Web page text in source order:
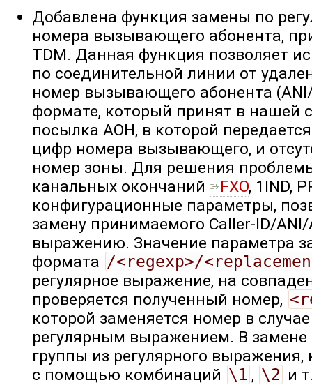
Добавлена функция замены по
номера вызывающего абонента,
TDM. Данная функция позволяет
по соединительной линии от
номер вызывающего абонента
формате, который принят в нашей
посылка АОН, в которой
цифр номера вызывающего, и
номер зоны. Для решения
канальных окончаний
FXO, 1IND,
конфигурационные параметры,
замену принимаемого Caller-ID/
выражению. Значение параметра
формата /<regexp>/
регулярное выражение, на
проверяется полученный номер,
которой заменяется номер в
регулярным выражением. В замене
группы из регулярного
с помощью комбинаций \1 , \2 и